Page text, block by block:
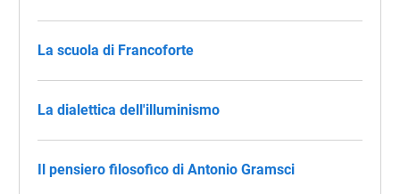
La scuola di Francoforte
La dialettica dell'illuminismo
Il pensiero filosofico di Antonio Gramsci